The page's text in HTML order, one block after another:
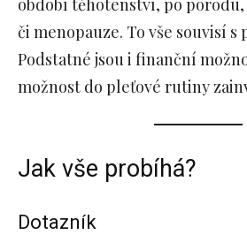
období těhotenství, po
či menopauze. To vše souvisí s
Podstatné jsou i finanční
možnost do pleťové rutiny
Jak vše probíhá?
Dotazník